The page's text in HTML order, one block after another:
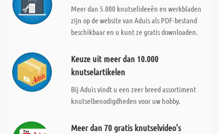
Meer dan 5.000 knutselideeën en werkbladen
zijn op de website van Aduis als PDF-bestand
beschikbaar en u kunt ze gratis downloaden.
Keuze uit meer dan 10.000
knutselartikelen
Bij Aduis vindt u een zeer breed assortiment
knutselbenodigdheden voor uw hobby.
Meer dan 70 gratis knutselvideo's